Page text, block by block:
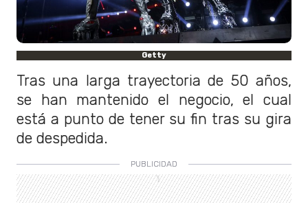
Getty
Tras una larga trayectoria de 50 años,
se han mantenido el negocio, el cual
está a punto de tener su fin tras su gira
de despedida.